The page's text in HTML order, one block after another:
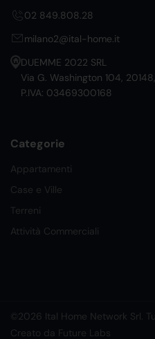
02 849.808.28
milano2@ital-home.it
DUEMME 2022 SRL
Via G. Washington 104,
P.IVA: 03469300168
Categorie
Appartamenti
Case e Ville
Terreni
Attività Commerciali
©2026 Ital Home Network Srl.
Creato da Future Labs